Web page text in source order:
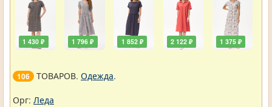
1 430 ₽ 1 796 ₽ 1 852 ₽ 2 122 ₽ 1 375 ₽
106 ТОВАРОВ. Одежда.
Орг: Леда